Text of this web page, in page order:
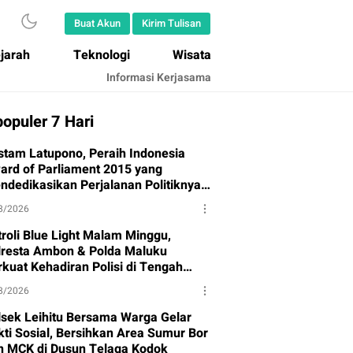
Buat Akun Kirim Tulisan
Teknologi Wisata
Informasi Kerjasama
7 Hari
Latupono, Peraih Indonesia
of Parliament 2015 yang
Perjalanan Politiknya
Partai Gerindra
2026
Blue Light Malam Minggu,
Ambon & Polda Maluku
Kehadiran Polisi di Tengah
2026
Leihitu Bersama Warga Gelar
Sosial, Bersihkan Area Sumur Bor
MCK di Dusun Telaga Kodok